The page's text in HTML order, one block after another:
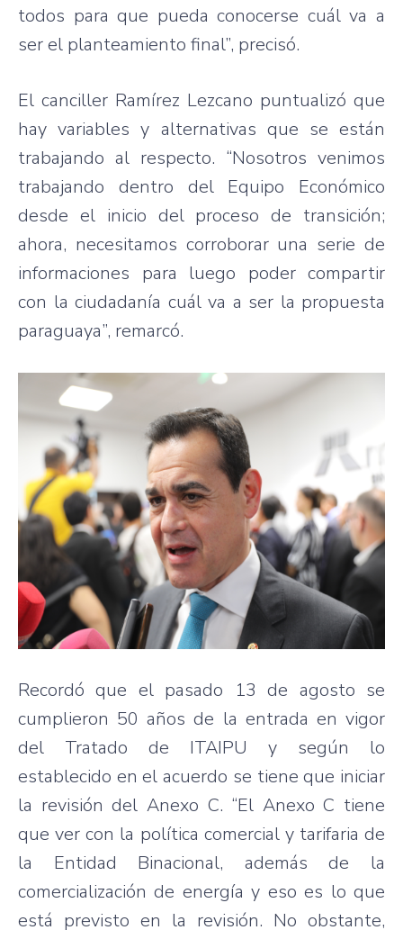
todos para que pueda conocerse cuál va a
ser el planteamiento final”, precisó.
El canciller Ramírez Lezcano puntualizó que
hay variables y alternativas que se están
trabajando al respecto. “Nosotros venimos
trabajando dentro del Equipo Económico
desde el inicio del proceso de transición;
ahora, necesitamos corroborar una serie de
informaciones para luego poder compartir
con la ciudadanía cuál va a ser la propuesta
paraguaya”, remarcó.
Recordó que el pasado 13 de agosto se
cumplieron 50 años de la entrada en vigor
del Tratado de ITAIPU y según lo
establecido en el acuerdo se tiene que iniciar
la revisión del Anexo C. “El Anexo C tiene
que ver con la política comercial y tarifaria de
la Entidad Binacional, además de la
comercialización de energía y eso es lo que
está previsto en la revisión. No obstante,